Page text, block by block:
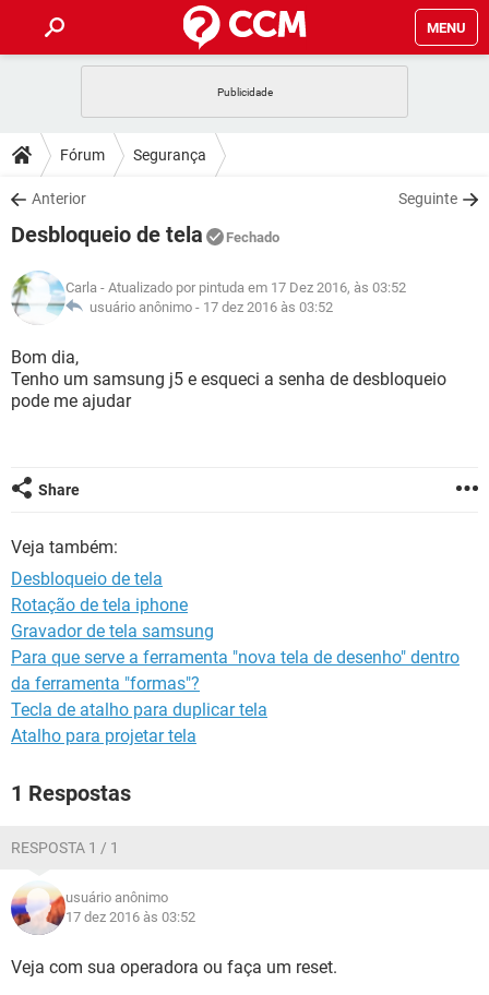
MENU
CELULAR
OUTLOOK
INSTAGRAM GMAIL
GUIA DE COMPRAS
DICAS
JOGOS
INSTAGRAM GMAIL
GUIA DE COMPRAS
DOWNLOADS
JOGOS WHATSAPP
CELULAR
OUTLOOK EXCEL
INSTAGRAM
GUIA DE COMPRAS
JOGOS WHATSAPP
CELULAR
OUTLOOK
INSTAGRAM
GLOSSÁRIO
JOGOS
CELULAR FACEBOOK
GUIA DE COMPRAS
Fórum Segurança
Anterior Seguinte
Desbloqueio de tela Fechado
Carla - Atualizado por pintuda em 17 Dez 2016, às 03:52
usuário anônimo - 17 dez 2016 às 03:52
Bom dia,
Tenho um samsung j5 e esqueci a senha de desbloqueio
pode me ajudar
Share
Veja também:
Desbloqueio de tela
Rotação de tela iphone
Gravador de tela samsung
Para que serve a ferramenta "nova tela de desenho" dentro
da ferramenta "formas"?
Tecla de atalho para duplicar tela
Atalho para projetar tela
1 Respostas
RESPOSTA 1 / 1
usuário anônimo
17 dez 2016 às 03:52
Veja com sua operadora ou faça um reset.